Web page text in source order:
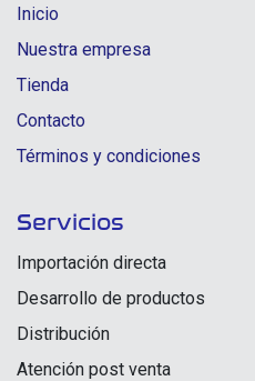
Inicio
Nuestra empresa
Tienda
Contacto
Términos y condiciones
Servicios
Importación directa
Desarrollo de productos
Distribución
Atención post venta